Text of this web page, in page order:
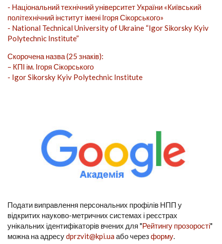
- Національний технічний університет України «Київський
політехнічний інститут імені Ігоря Сікорського»
- National Technical University of Ukraine “Igor Sikorsky Kyiv
Polytechnic Institute”
Скорочена назва (25 знаків):
– КПІ ім. Ігоря Сікорського
- Igor Sikorsky Kyiv Polytechnic Institute
Подати виправлення персональних профілів НПП у
відкритих науково-метричних системах і реєстрах
унікальних ідентифікаторів вчених для "Рейтингу прозорості"
можна на адресуdprzvit@kpi.uaабо черезформу.